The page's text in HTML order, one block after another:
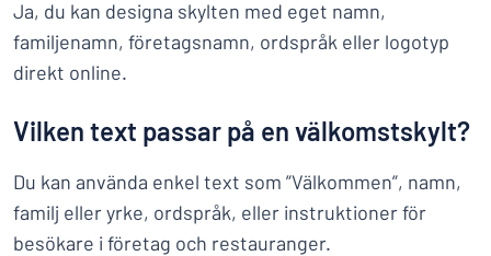
Ja, du kan designa skylten med eget namn,
familjenamn, företagsnamn, ordspråk eller logotyp
direkt online.
Vilken text passar på en välkomstskylt?
Du kan använda enkel text som ”Välkommen”, namn,
familj eller yrke, ordspråk, eller instruktioner för
besökare i företag och restauranger.